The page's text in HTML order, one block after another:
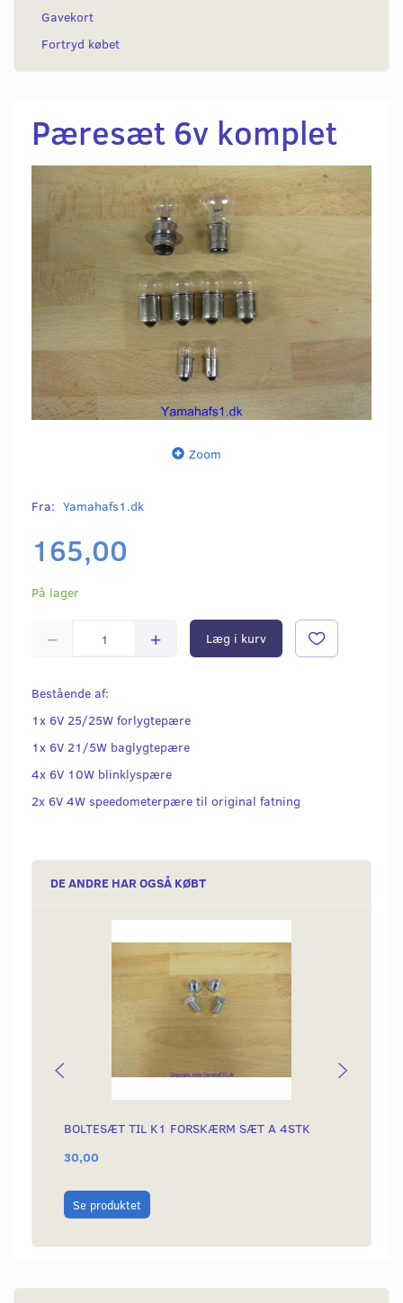
Gavekort
Fortryd købet
Pæresæt 6v komplet
Zoom
Fra: Yamahafs1.dk
165,00
På lager
Læg i kurv
Bestående af:
1x 6V 25/25W forlygtepære
1x 6V 21/5W baglygtepære
4x 6V 10W blinklyspære
2x 6V 4W speedometerpære til original fatning
DE ANDRE HAR OGSÅ KØBT
BOLTESÆT TIL K1 FORSKÆRM SÆT A 4STK
30,00
Se produktet